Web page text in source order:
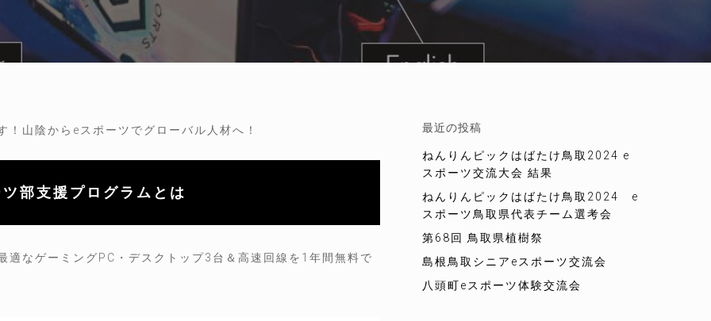
山陰からeスポーツでグローバル人材へ！
部支援プログラムとは
適なゲーミングPC・デスクトップ3台＆高速回線を1年間無料で
最近の投稿
ねんりんピックはばたけ鳥取2024 e
スポーツ交流大会 結果
ねんりんピックはばたけ鳥取2024 e
スポーツ鳥取県代表チーム選考会
第68回 鳥取県植樹祭
島根鳥取シニアeスポーツ交流会
八頭町eスポーツ体験交流会